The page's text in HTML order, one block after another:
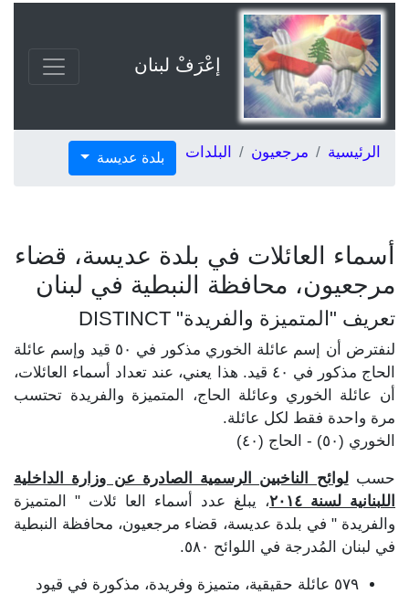
إعْرَفْ لبنان
الرئيسية مرجعيون البلدات بلدة عديسة
أسماء العائلات في بلدة عديسة، قضاء
مرجعيون، محافظة النبطية في لبنان
تعريف "المتميزة والفريدة" DISTINCT
لنفترض أن إسم عائلة الخوري مذكور في ٥٠ قيد وإسم عائلة
الحاج مذكور في ٤٠ قيد. هذا يعني، عند تعداد أسماء العائلات،
أن عائلة الخوري وعائلة الحاج، المتميزة والفريدة تحتسب
مرة واحدة فقط لكل عائلة.
الخوري (٥٠) - الحاج (٤٠)
حسبلوائح الناخبين الرسمية الصادرة عن وزارة الداخلية
اللبنانية لسنة ٢٠١٤
، يبلغ عدد أسماء العا ئلات " المتميزة
والفريدة " في بلدة عديسة، قضاء مرجعيون، محافظة النبطية
في لبنان المُدرجة في اللوائح ٥٨٠.
٥٧٩ عائلة حقيقية، متميزة وفريدة، مذكورة في قيود